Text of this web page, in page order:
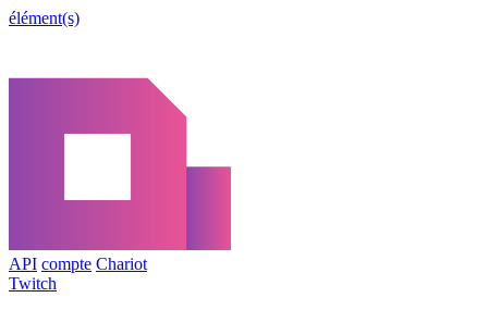
élément(s)
API compte Chariot
Twitch